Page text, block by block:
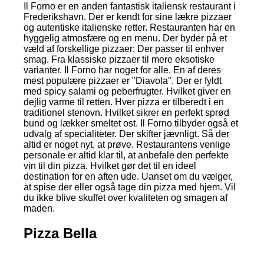
Il Forno er en anden fantastisk italiensk restaurant i
Frederikshavn. Der er kendt for sine lækre pizzaer
og autentiske italienske retter. Restauranten har en
hyggelig atmosfære og en menu. Der byder på et
væld af forskellige pizzaer; Der passer til enhver
smag. Fra klassiske pizzaer til mere eksotiske
varianter. Il Forno har noget for alle. En af deres
mest populære pizzaer er "Diavola". Der er fyldt
med spicy salami og peberfrugter. Hvilket giver en
dejlig varme til retten. Hver pizza er tilberedt i en
traditionel stenovn. Hvilket sikrer en perfekt sprød
bund og lækker smeltet ost. Il Forno tilbyder også et
udvalg af specialiteter. Der skifter jævnligt. Så der
altid er noget nyt, at prøve. Restaurantens venlige
personale er altid klar til, at anbefale den perfekte
vin til din pizza. Hvilket gør det til en ideel
destination for en aften ude. Uanset om du vælger,
at spise der eller også tage din pizza med hjem. Vil
du ikke blive skuffet over kvaliteten og smagen af
maden.
Pizza Bella